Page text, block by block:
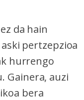
da hain
pertzepzioa
hurrengo
Gainera, auzi
bera